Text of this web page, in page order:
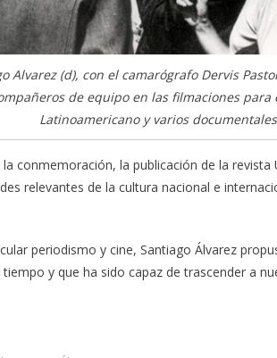
Alvarez (d), con el camarógrafo Dervis
de equipo en las filmaciones para
Latinoamericano y varios
conmemoración, la publicación de la
relevantes de la cultura nacional e
periodismo y cine, Santiago Álvarez
y que ha sido capaz de trascender a